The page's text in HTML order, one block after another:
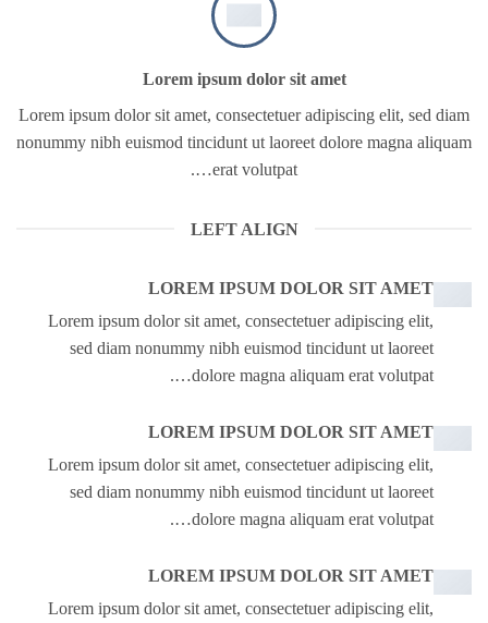
Lorem ipsum dolor sit amet
Lorem ipsum dolor sit amet, consectetuer adipiscing elit, sed diam
nonummy nibh euismod tincidunt ut laoreet dolore magna aliquam
erat volutpat….
LEFT ALIGN
LOREM IPSUM DOLOR SIT AMET
Lorem ipsum dolor sit amet, consectetuer adipiscing elit,
sed diam nonummy nibh euismod tincidunt ut laoreet
dolore magna aliquam erat volutpat….
LOREM IPSUM DOLOR SIT AMET
Lorem ipsum dolor sit amet, consectetuer adipiscing elit,
sed diam nonummy nibh euismod tincidunt ut laoreet
dolore magna aliquam erat volutpat….
LOREM IPSUM DOLOR SIT AMET
Lorem ipsum dolor sit amet, consectetuer adipiscing elit,